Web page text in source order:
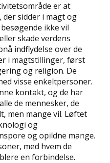
er at
sidder i magt og
ikke vil
skade verdens
indflydelse over de
i magtstillinger, først
og religion. De
visse enkeltpersoner.
kontakt, og de har
de mennesker, de
men mange vil. Løftet
og
og opildne mange.
med hvem de
en forbindelse.